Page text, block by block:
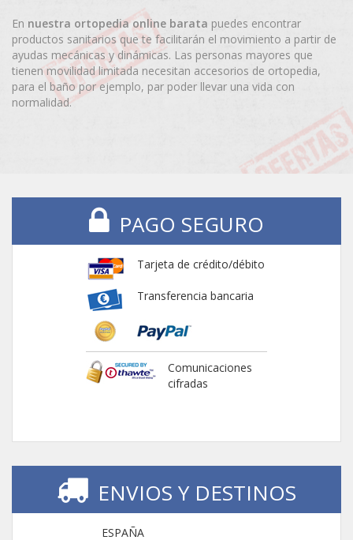
En nuestra ortopedia online barata puedes encontrar
productos sanitarios que te facilitarán el movimiento a partir de
ayudas mecánicas y dinámicas. Las personas mayores que
tienen movilidad limitada necesitan accesorios de ortopedia,
para el baño por ejemplo, par poder llevar una vida con
normalidad.
PAGO SEGURO
Tarjeta de crédito/débito
Transferencia bancaria
Comunicaciones
cifradas
ENVIOS Y DESTINOS
ESPAÑA